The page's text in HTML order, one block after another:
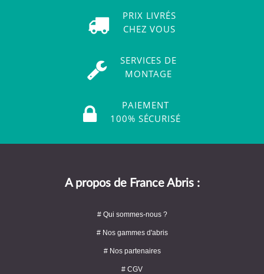
PRIX LIVRÉS
CHEZ VOUS
SERVICES DE
MONTAGE
PAIEMENT
100% SÉCURISÉ
A propos de France Abris :
# Qui sommes-nous ?
# Nos gammes d'abris
# Nos partenaires
# CGV